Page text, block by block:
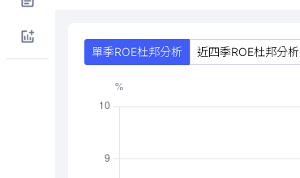
單季ROE杜邦分析 近四季ROE杜邦分析